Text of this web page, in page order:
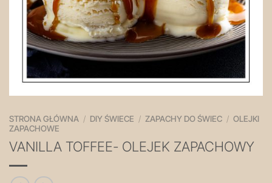
STRONA GŁÓWNA / DIY ŚWIECE / ZAPACHY DO ŚWIEC / OLEJKI
ZAPACHOWE
VANILLA TOFFEE- OLEJEK ZAPACHOWY